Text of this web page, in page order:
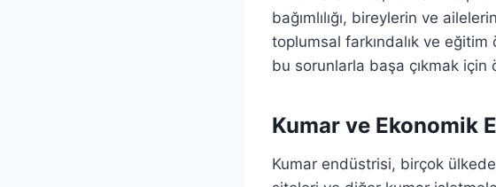
bağımlılığı, bireylerin ve
toplumsal farkındalık ve eğitim
bu sorunlarla başa çıkmak için
Kumar ve Ekonomik
Kumar endüstrisi, birçok